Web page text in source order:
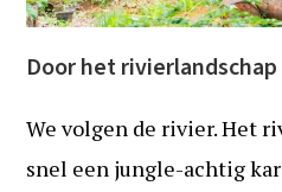
Door het rivierlandschap
We volgen de rivier. Het
snel een jungle-achtig